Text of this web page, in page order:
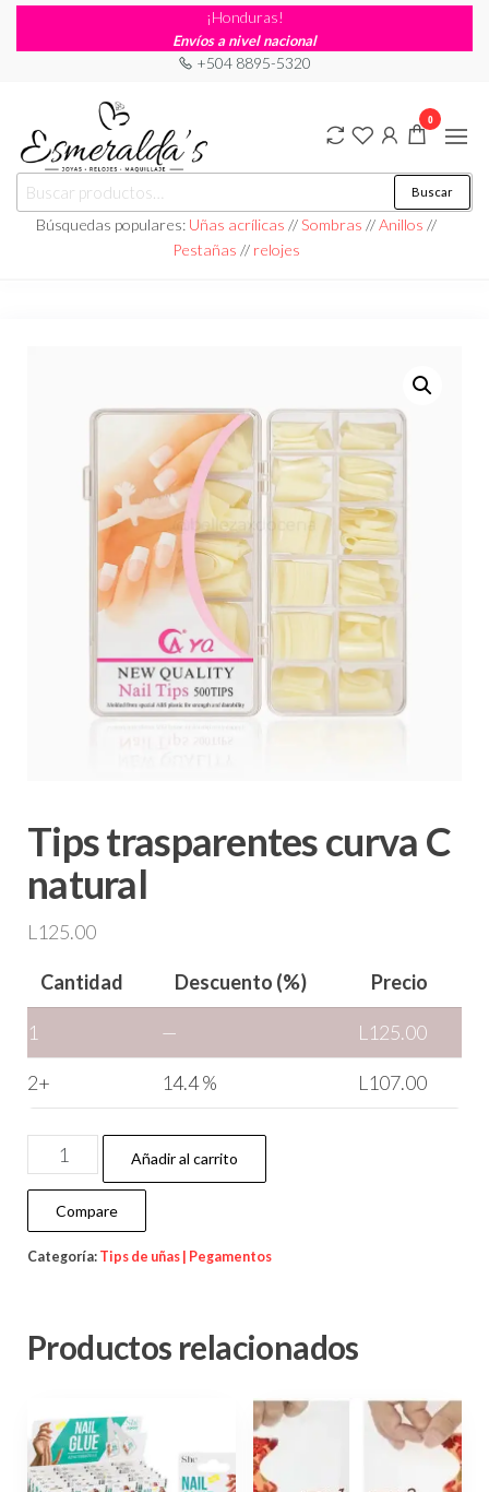
¡Honduras!
Envíos a nivel nacional
+504 8895-5320
Joyería
Esmeraldas
Joyería |
Maquillaje
|
Relojería
Buscar
Búsquedas populares: Uñas acrílicas //Sombras //Anillos //
Pestañas // relojes
0
Tips trasparentes curva C
natural
L 125.00
Cantidad Descuento (%) Precio
1 — L 125.00
2+ 14.4 % L 107.00
Añadir al carrito
Compare
Categoría: Tips de uñas | Pegamentos
Productos relacionados